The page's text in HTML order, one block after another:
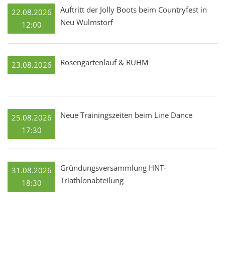
22.08.2026
12:00
Auftritt der Jolly Boots beim Countryfest in
Neu Wulmstorf
23.08.2026 Rosengartenlauf & RUHM
25.08.2026
17:30
Neue Trainingszeiten beim Line Dance
31.08.2026
18:30
Gründungsversammlung HNT-
Triathlonabteilung